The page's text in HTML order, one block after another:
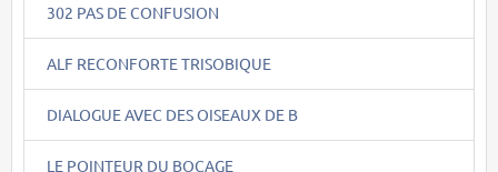
302 PAS DE CONFUSION
ALF RECONFORTE TRISOBIQUE
DIALOGUE AVEC DES OISEAUX DE B
LE POINTEUR DU BOCAGE